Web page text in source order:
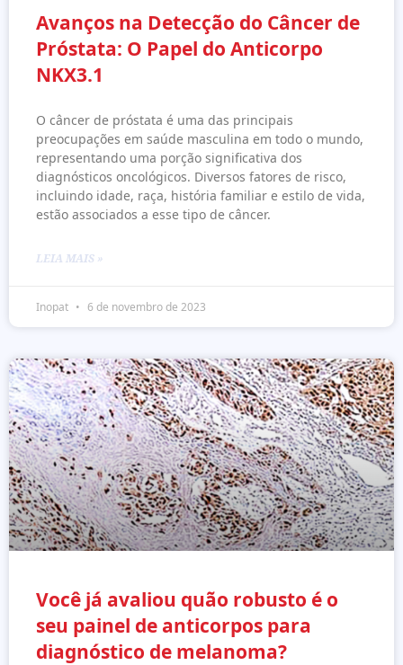
Avanços na Detecção do Câncer de
Próstata: O Papel do Anticorpo
NKX3.1
O câncer de próstata é uma das principais
preocupações em saúde masculina em todo o mundo,
representando uma porção significativa dos
diagnósticos oncológicos. Diversos fatores de risco,
incluindo idade, raça, história familiar e estilo de vida,
estão associados a esse tipo de câncer.
LEIA MAIS »
Inopat 6 de novembro de 2023
Você já avaliou quão robusto é o
seu painel de anticorpos para
diagnóstico de melanoma?